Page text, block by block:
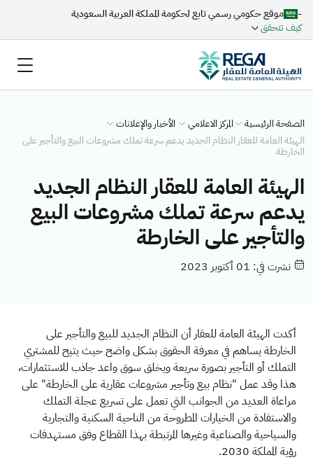
-
موقع حكومي رسمي تابع لحكومة المملكة العربية السعودية
كيف تتحقق
الصفحة الرئيسية المركز الاعلامي
الأخبار والإعلانات
الهيئة العامة للعقار النظام الجديد يدعم سرعة تملك مشروعات البيع والتأجير على
الخارطة
الهيئة العامة للعقار النظام الجديد
يدعم سرعة تملك مشروعات البيع
والتأجير على الخارطة
نشرت في: 01 أكتوبر 2023
أكدت الهيئة العامة للعقار أن النظام الجديد للبيع والتأجير على
الخارطة يساهم في معرفة الحقوق بشكل واضح حيث يتيح للمشتري
التملك أو التأجير بصورة سريعة ويخلق سوق واعد جاذب للاستثمارات،
هذا وقد عمل "نظام بيع وتأجير مشروعات عقارية على الخارطة" على
مراعاة العديد من الجوانب التي تعمل على تسريع عجلة التملك
والاستفادة من الخيارات المطروحة من الناحية السكنية والتجارية
والسياحية والصناعية وغيرها المرتبطة بهذا القطاع وفق مستهدفات
رؤية المملكة 2030.